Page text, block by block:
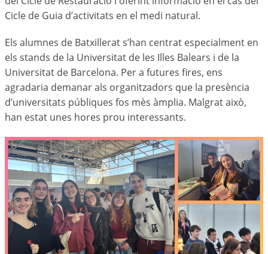
Cicle de Guia d’activitats en el medi natural.
Els alumnes de Batxillerat s’han centrat especialment en
els stands de la Universitat de les Illes Balears i de la
Universitat de Barcelona. Per a futures fires, ens
agradaria demanar als organitzadors que la presència
d’universitats públiques fos mès àmplia. Malgrat això,
han estat unes hores prou interessants.